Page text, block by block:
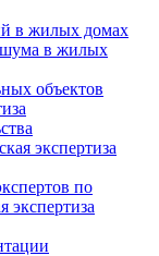
в жилых домах
шума в жилых
объектов
экспертиза
по
экспертиза